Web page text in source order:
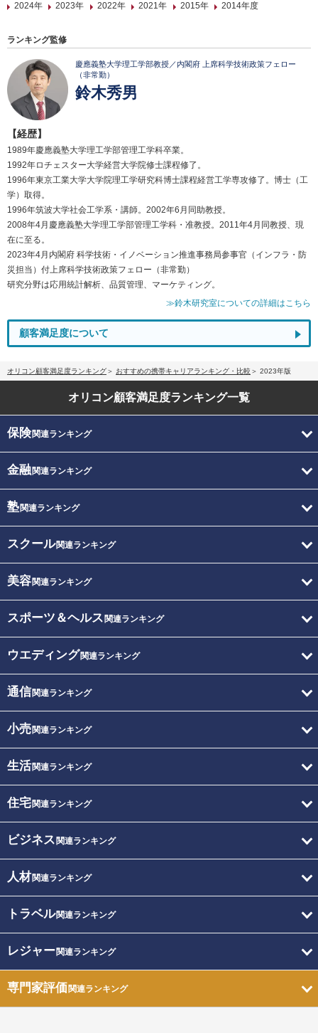
2024年
2023年 2022年 2021年 2015年 2014年度
ランキング監修
慶應義塾大学理工学部教授／内閣府 上席科学技術政策フェロー
（非常勤）
鈴木秀男
【経歴】
1989年慶應義塾大学理工学部管理工学科卒業。
1992年ロチェスター大学経営大学院修士課程修了。
1996年東京工業大学大学院理工学研究科博士課程経営工学専攻修了。博士（工
学）取得。
1996年筑波大学社会工学系・講師。2002年6月同助教授。
2008年4月慶應義塾大学理工学部管理工学科・准教授。2011年4月同教授、現
在に至る。
2023年4月内閣府 科学技術・イノベーション推進事務局参事官（インフラ・防
災担当）付上席科学技術政策フェロー（非常勤）
研究分野は応用統計解析、品質管理、マーケティング。
≫鈴木研究室についての詳細はこちら
顧客満足度について
オリコン顧客満足度ランキング おすすめの携帯キャリアランキング・比較 2023年版
オリコン顧客満足度ランキング一覧
保険関連ランキング
金融関連ランキング
塾関連ランキング
スクール関連ランキング
美容関連ランキング
スポーツ＆ヘルス 関連ランキング
ウエディング関連ランキング
通信関連ランキング
小売関連ランキング
生活関連ランキング
住宅関連ランキング
ビジネス 関連ランキング
人材関連ランキング
トラベル関連ランキング
レジャー関連ランキング
専門家評価関連ランキング